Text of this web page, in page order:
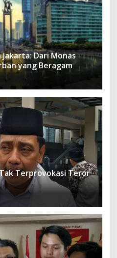
Dari Monas
yang Beragam
Terprovokasi Teror